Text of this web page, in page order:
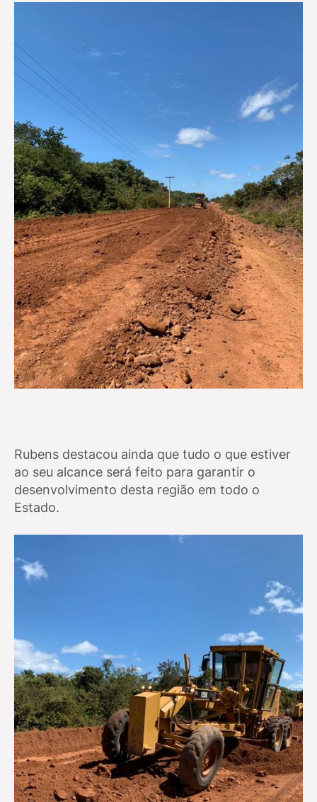
Rubens destacou ainda que tudo o que estiver
ao seu alcance será feito para garantir o
desenvolvimento desta região em todo o
Estado.